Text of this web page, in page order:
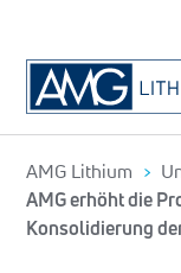
AMG Lithium
AMG erhöht die
Konsolidierung